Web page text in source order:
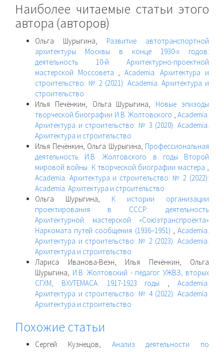
Наиболее читаемые статьи этого
автора (авторов)
Ольга Шурыгина, Развитие автотранспортной
архитектуры Москвы в конце 1930-х годов:
деятельность 10-й Архитектурно-проектной
мастерской Моссовета , Academia. Архитектура и
строительство: № 2 (2021): Academia. Архитектура и
строительство
Илья Печёнкин, Ольга Шурыгина, Новые эпизоды
творческой биографии И.В. Жолтовского ,Academia.
Архитектура и строительство: № 3 (2020): Academia.
Архитектура и строительство
Илья Печёнкин, Ольга Шурыгина, Профессиональная
деятельность И.В. Жолтовского в годы Второй
мировой войны. К творческой биографии мастера ,
Academia. Архитектура и строительство: № 2 (2022):
Academia. Архитектура и строительство
Ольга Шурыгина, К истории организации
проектирования в СССР: деятельность
Архитектурной мастерской «Союзтранспроекта»
Наркомата путей сообщения (1936–1951) ,Academia.
Архитектура и строительство: № 2 (2023): Academia.
Архитектура и строительство
Лариса Иванова-Веэн, Илья Печёнкин, Ольга
Шурыгина, И.В. Жолтовский - педагог УЖВЗ, вторых
СГХМ, ВХУТЕМАСА. 1917-1923 годы ,Academia.
Архитектура и строительство: № 4 (2022): Academia.
Архитектура и строительство
Похожие статьи
Сергей Кузнецов, Анализ деятельности по